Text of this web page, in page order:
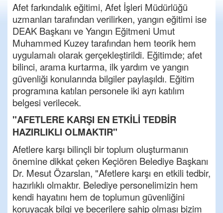
Afet farkındalık eğitimi, Afet İşleri Müdürlüğü
uzmanları tarafından verilirken, yangın eğitimi ise
DEAK Başkanı ve Yangın Eğitmeni Umut
Muhammed Kuzey tarafından hem teorik hem
uygulamalı olarak gerçekleştirildi. Eğitimde; afet
bilinci, arama kurtarma, ilk yardım ve yangın
güvenliği konularında bilgiler paylaşıldı. Eğitim
programına katılan personele iki ayrı katılım
belgesi verilecek.
"AFETLERE KARŞI EN ETKİLİ TEDBİR
HAZIRLIKLI OLMAKTIR"
Afetlere karşı bilinçli bir toplum oluşturmanın
önemine dikkat çeken Keçiören Belediye Başkanı
Dr. Mesut Özarslan, "Afetlere karşı en etkili tedbir,
hazırlıklı olmaktır. Belediye personelimizin hem
kendi hayatını hem de toplumun güvenliğini
koruyacak bilgi ve becerilere sahip olması bizim